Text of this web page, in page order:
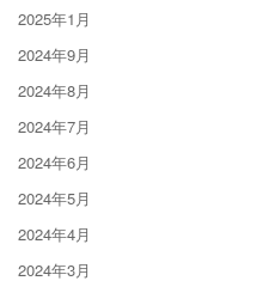
2025年1月
2024年9月
2024年8月
2024年7月
2024年6月
2024年5月
2024年4月
2024年3月